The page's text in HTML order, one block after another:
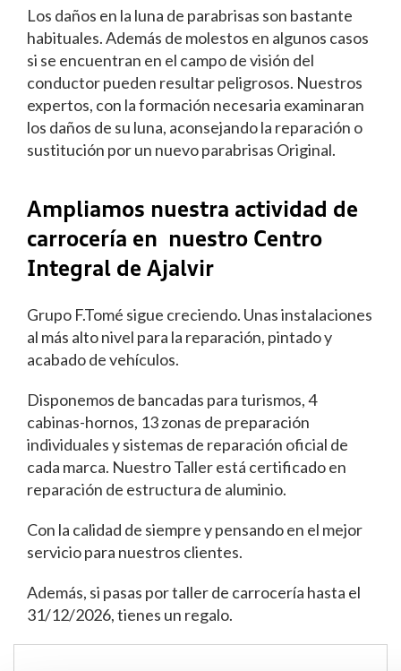
Los daños en la luna de parabrisas son bastante
habituales. Además de molestos en algunos casos
si se encuentran en el campo de visión del
conductor pueden resultar peligrosos. Nuestros
expertos, con la formación necesaria examinaran
los daños de su luna, aconsejando la reparación o
sustitución por un nuevo parabrisas Original.
Ampliamos nuestra actividad de
carrocería en nuestro Centro
Integral de Ajalvir
Grupo F.Tomé sigue creciendo. Unas instalaciones
al más alto nivel para la reparación, pintado y
acabado de vehículos.
Disponemos de bancadas para turismos, 4
cabinas-hornos, 13 zonas de preparación
individuales y sistemas de reparación oficial de
cada marca. Nuestro Taller está certificado en
reparación de estructura de aluminio.
Con la calidad de siempre y pensando en el mejor
servicio para nuestros clientes.
Además, si pasas por taller de carrocería hasta el
31/12/2026, tienes un regalo.